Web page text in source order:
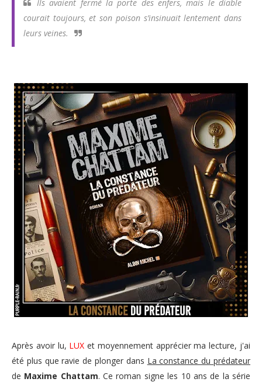
Ils avaient fermé la porte des enfers, mais le diable
courait toujours, et son poison s’insinuait lentement dans
leurs veines.
Après avoir lu, LUX et moyennement apprécier ma lecture, j'ai
été plus que ravie de plonger dans La constance du prédateur
de Maxime Chattam. Ce roman signe les 10 ans de la série